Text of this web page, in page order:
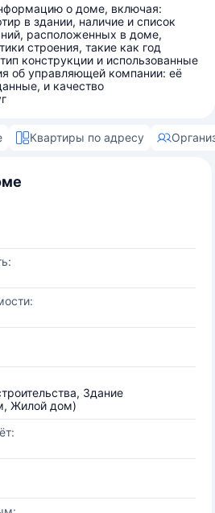
о доме, включая:
в здании, наличие и список
расположенных в доме,
строения, такие как год
конструкции и использованные
об управляющей компании: её
и качество
Квартиры по адресу
Здание
Жилой дом)